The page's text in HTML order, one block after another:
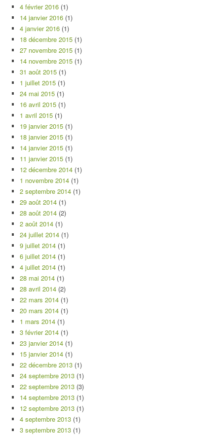
4 février 2016 (1)
14 janvier 2016 (1)
4 janvier 2016 (1)
18 décembre 2015 (1)
27 novembre 2015 (1)
14 novembre 2015 (1)
31 août 2015 (1)
1 juillet 2015 (1)
24 mai 2015 (1)
16 avril 2015 (1)
1 avril 2015 (1)
19 janvier 2015 (1)
18 janvier 2015 (1)
14 janvier 2015 (1)
11 janvier 2015 (1)
12 décembre 2014 (1)
1 novembre 2014 (1)
2 septembre 2014 (1)
29 août 2014 (1)
28 août 2014 (2)
2 août 2014 (1)
24 juillet 2014 (1)
9 juillet 2014 (1)
6 juillet 2014 (1)
4 juillet 2014 (1)
28 mai 2014 (1)
28 avril 2014 (2)
22 mars 2014 (1)
20 mars 2014 (1)
1 mars 2014 (1)
3 février 2014 (1)
23 janvier 2014 (1)
15 janvier 2014 (1)
22 décembre 2013 (1)
24 septembre 2013 (1)
22 septembre 2013 (3)
14 septembre 2013 (1)
12 septembre 2013 (1)
4 septembre 2013 (1)
3 septembre 2013 (1)